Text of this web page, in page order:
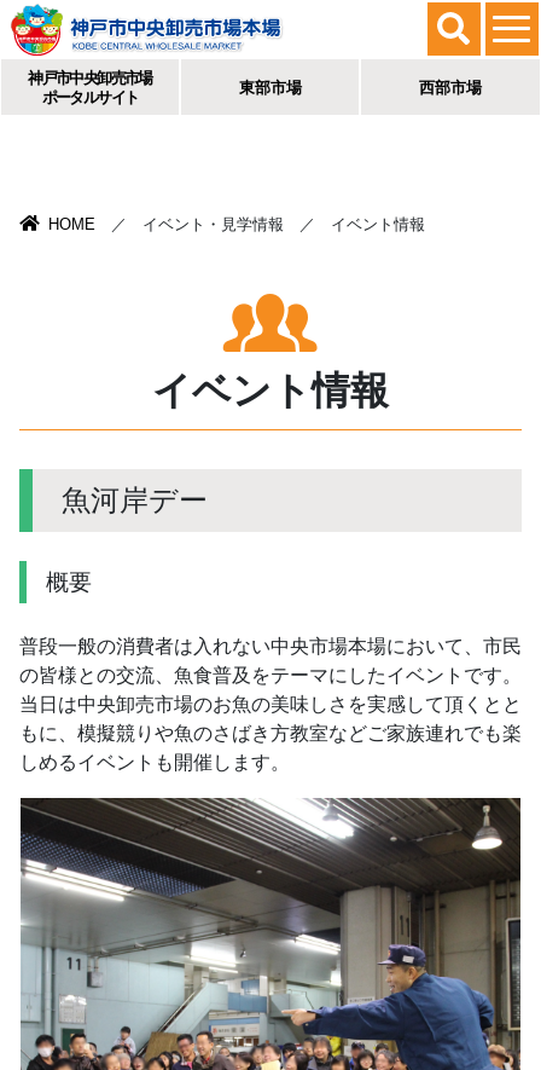
神戸市中央卸売市場
ポータルサイト
東部市場 西部市場
HOME ／ イベント・見学情報 ／ イベント情報
イベント情報
魚河岸デー
概要
普段一般の消費者は入れない中央市場本場において、市民
の皆様との交流、魚食普及をテーマにしたイベントです。
当日は中央卸売市場のお魚の美味しさを実感して頂くとと
もに、模擬競りや魚のさばき方教室などご家族連れでも楽
しめるイベントも開催します。